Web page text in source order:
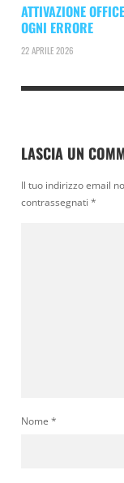
ATTIVAZIONE
OGNI ERRORE
22 APRILE 2026
LASCIA UN
Il tuo indirizzo email
contrassegnati *
Nome *